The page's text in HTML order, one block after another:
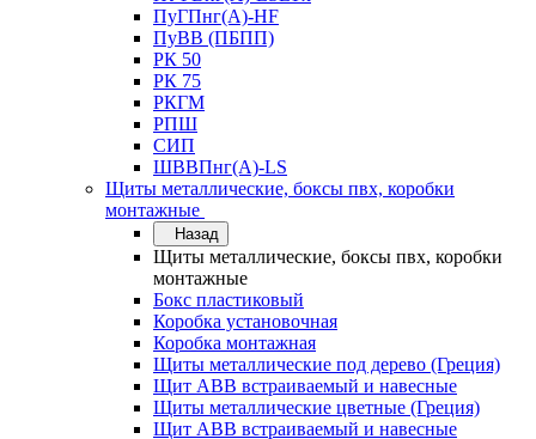
ПуГПнг(А)-HF
ПуВВ (ПБПП)
РК 50
РК 75
РКГМ
РПШ
СИП
ШВВПнг(А)-LS
Щиты металлические, боксы пвх, коробки
монтажные
Назад
Щиты металлические, боксы пвх, коробки
монтажные
Бокс пластиковый
Коробка установочная
Коробка монтажная
Щиты металлические под дерево (Греция)
Щит ABB встраиваемый и навесные
Щиты металлические цветные (Греция)
Щит ABB встраиваемый и навесные